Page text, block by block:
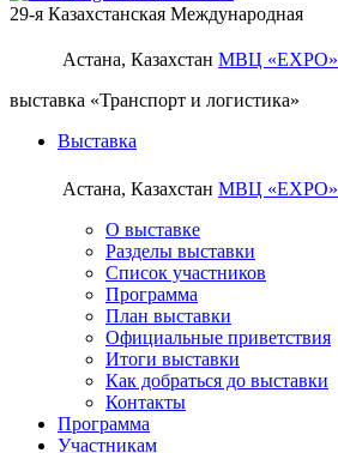
Астана, Казахстан МВЦ «EXPO»
29-я Казахстанская Международная
выставка «Транспорт и логистика»
Астана, Казахстан МВЦ «EXPO»
Выставка
О выставке
Разделы выставки
Список участников
Программа
План выставки
Официальные приветствия
Итоги выставки
Как добраться до выставки
Контакты
Программа
Участникам